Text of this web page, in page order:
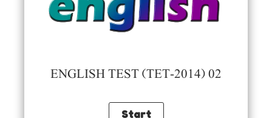
ENGLISH TEST (TET-2014) 02